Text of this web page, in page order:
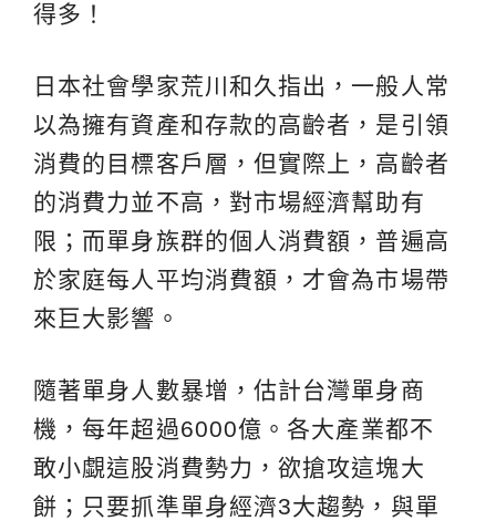
得多！
日本社會學家荒川和久指出，一般人常
以為擁有資產和存款的高齡者，是引領
消費的目標客戶層，但實際上，高齡者
的消費力並不高，對市場經濟幫助有
限；而單身族群的個人消費額，普遍高
於家庭每人平均消費額，才會為市場帶
來巨大影響。
隨著單身人數暴增，估計台灣單身商
機，每年超過6000億。各大產業都不
敢小覷這股消費勢力，欲搶攻這塊大
餅；只要抓準單身經濟3大趨勢，與單